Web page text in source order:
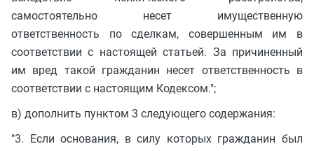
самостоятельно несет имущественную
ответственность по сделкам, совершенным им в
соответствии с настоящей статьей. За причиненный
им вред такой гражданин несет ответственность в
соответствии с настоящим Кодексом.";
в) дополнить пунктом 3 следующего содержания:
"3. Если основания, в силу которых гражданин был